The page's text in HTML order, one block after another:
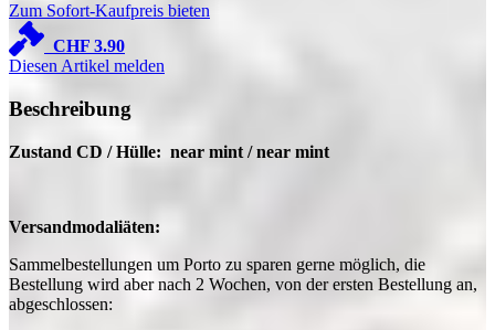
Zum Sofort-Kaufpreis bieten
CHF 3.90
Diesen Artikel melden
Beschreibung
Zustand CD / Hülle: near mint / near mint
Versandmodaliäten:
Sammelbestellungen um Porto zu sparen gerne möglich, die
Bestellung wird aber nach 2 Wochen, von der ersten Bestellung an,
abgeschlossen: